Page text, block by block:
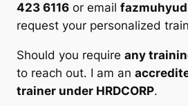
423 6116 or email
request your personalized
Should you require any
to reach out. I am an
trainer under HRDCORP.